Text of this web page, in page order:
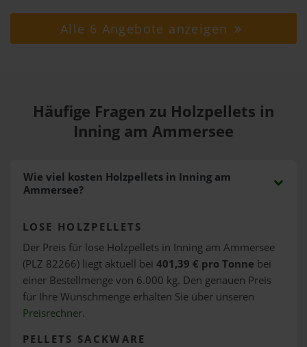
Alle 6 Angebote anzeigen
Häufige Fragen zu Holzpellets in
Inning am Ammersee
Wie viel kosten Holzpellets in Inning am
Ammersee?
LOSE HOLZPELLETS
Der Preis für lose Holzpellets in Inning am Ammersee
(PLZ 82266) liegt aktuell bei 401,39 € pro Tonne bei
einer Bestellmenge von 6.000 kg. Den genauen Preis
für Ihre Wunschmenge erhalten Sie über unseren
Preisrechner.
PELLETS SACKWARE